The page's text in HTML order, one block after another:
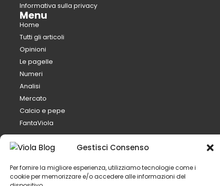
Gestisci Consenso
Per fornire la migliore esperienza, utilizziamo tecnologie come i
cookie per memorizzare e/o accedere alle informazioni del
Informativa sulla privacy
Menu
Home
Tutti gli articoli
Opinioni
Le pagelle
Numeri
Analisi
Mercato
Calcio e pepe
FantaViola
Organigramma
Staff tecnico
Rosa